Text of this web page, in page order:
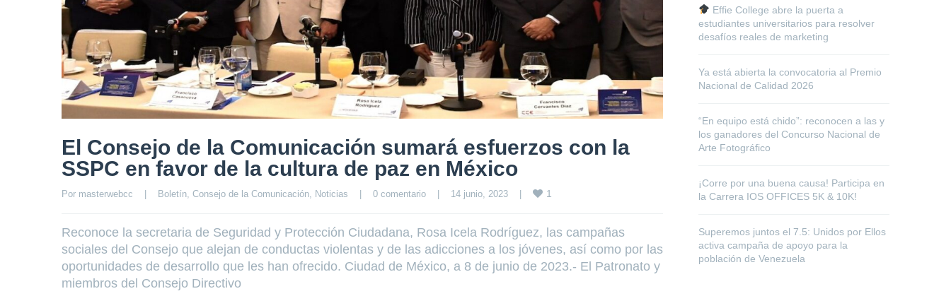
El Consejo de la Comunicación sumará esfuerzos con la
SSPC en favor de la cultura de paz en México
Por masterwebcc Boletín, Consejo de la Comunicación, Noticias 0 comentario 14 junio, 2023 1
Reconoce la secretaria de Seguridad y Protección Ciudadana, Rosa Icela Rodríguez, las campañas
sociales del Consejo que alejan de conductas violentas y de las adicciones a los jóvenes, así como por las
oportunidades de desarrollo que les han ofrecido. Ciudad de México, a 8 de junio de 2023.- El Patronato y
miembros del Consejo Directivo
Effie College abre la puerta a
estudiantes universitarios para resolver
desafíos reales de marketing
Ya está abierta la convocatoria al Premio
Nacional de Calidad 2026
“En equipo está chido”: reconocen a las y
los ganadores del Concurso Nacional de
Arte Fotográfico
¡Corre por una buena causa! Participa en
la Carrera IOS OFFICES 5K & 10K!
Superemos juntos el 7.5: Unidos por Ellos
activa campaña de apoyo para la
población de Venezuela